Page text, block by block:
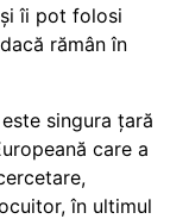
îi pot folosi
rămân în
singura țară
care a
în ultimul